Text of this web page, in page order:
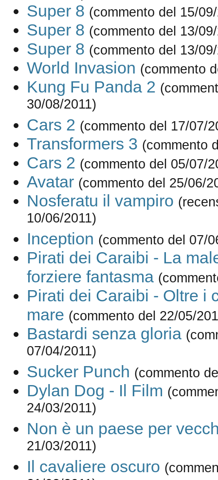
Super 8 (commento del 15/
Super 8 (commento del 13/
Super 8 (commento del 13/
World Invasion (commento
Kung Fu Panda 2
30/08/2011)
Cars 2 (commento del 17/07/
Transformers 3 (commento
Cars 2 (commento del 05/07/
Avatar (commento del 25/06/
Nosferatu il vampiro
10/06/2011)
Inception (commento del 07/
Pirati dei Caraibi - La
forziere fantasma
Pirati dei Caraibi - Oltre i
mare (commento del 22/05/
Bastardi senza gloria
07/04/2011)
Sucker Punch (commento
Dylan Dog - Il Film
24/03/2011)
Non è un paese per
21/03/2011)
Il cavaliere oscuro